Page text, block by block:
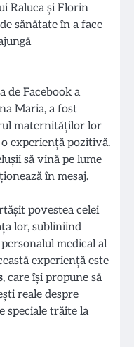
Raluca și Florin
sănătate în a face
de Facebook a
Maria, a fost
maternităților lor
experiență pozitivă.
să vină pe lume
în mesaj.
povestea celei
lor, subliniind
medical al
experiență este
, care își propune să
reale despre
speciale trăite la